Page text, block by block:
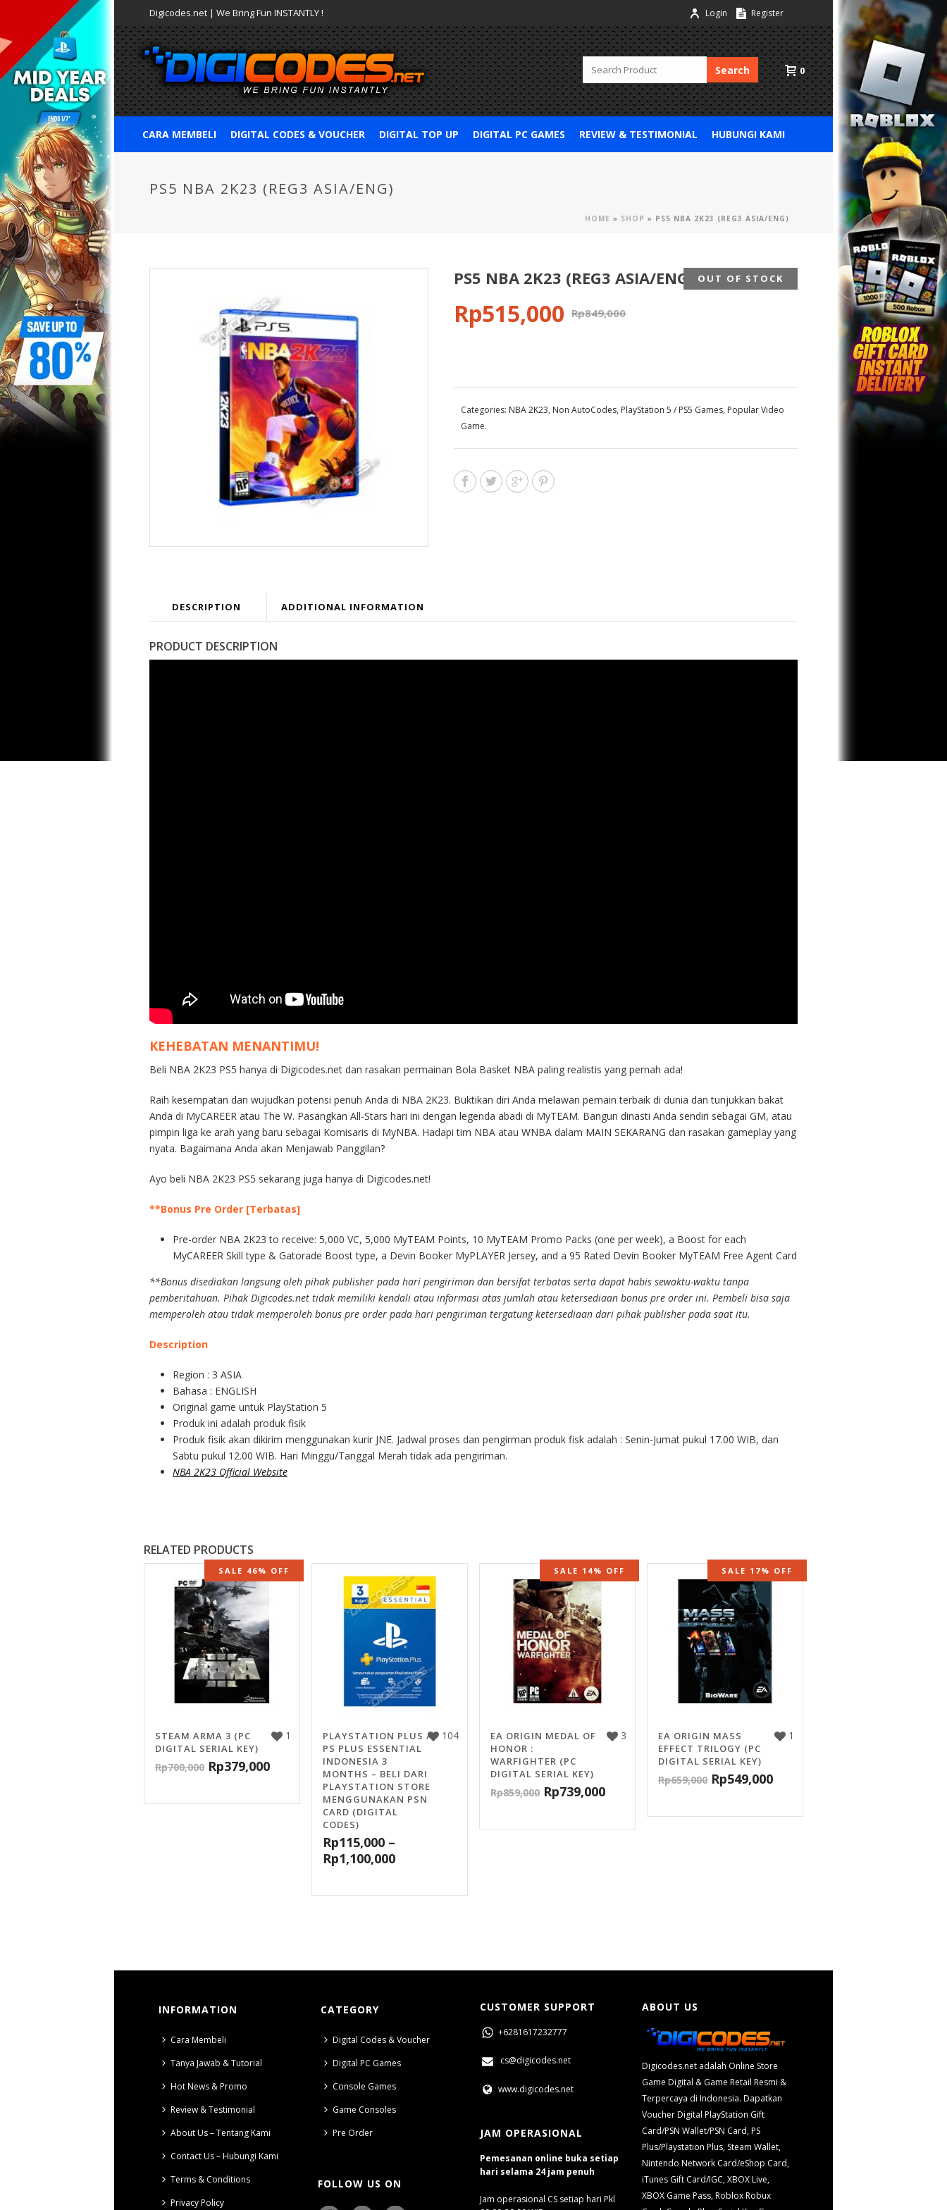
Digicodes.net | We Bring Fun INSTANTLY ! Login Register
Search 0
CARA MEMBELI DIGITAL CODES & VOUCHER DIGITAL TOP UP DIGITAL PC GAMES REVIEW & TESTIMONIAL HUBUNGI KAMI
PS5 NBA 2K23 (REG3 ASIA/ENG)
HOME » SHOP » PS5 NBA 2K23 (REG3 ASIA/ENG)
SALE 39% OFF
PS5 NBA 2K23 (REG3 ASIA/ENG)
Rp849,000
Rp515,000
OUT OF STOCK
Categories: NBA 2K23, Non AutoCodes, PlayStation 5 / PS5 Games, Popular Video
Game.
DESCRIPTION ADDITIONAL INFORMATION
PRODUCT DESCRIPTION
KEHEBATAN MENANTIMU!
Beli NBA 2K23 PS5 hanya di Digicodes.net dan rasakan permainan Bola Basket NBA paling realistis yang pernah ada!
Raih kesempatan dan wujudkan potensi penuh Anda di NBA 2K23. Buktikan diri Anda melawan pemain terbaik di dunia dan tunjukkan bakat
Anda di MyCAREER atau The W. Pasangkan All-Stars hari ini dengan legenda abadi di MyTEAM. Bangun dinasti Anda sendiri sebagai GM, atau
pimpin liga ke arah yang baru sebagai Komisaris di MyNBA. Hadapi tim NBA atau WNBA dalam MAIN SEKARANG dan rasakan gameplay yang
nyata. Bagaimana Anda akan Menjawab Panggilan?
Ayo beli NBA 2K23 PS5 sekarang juga hanya di Digicodes.net!
**Bonus Pre Order [Terbatas]
Pre-order NBA 2K23 to receive: 5,000 VC, 5,000 MyTEAM Points, 10 MyTEAM Promo Packs (one per week), a Boost for each
MyCAREER Skill type & Gatorade Boost type, a Devin Booker MyPLAYER Jersey, and a 95 Rated Devin Booker MyTEAM Free Agent Card
**Bonus disediakan langsung oleh pihak publisher pada hari pengiriman dan bersifat terbatas serta dapat habis sewaktu-waktu tanpa
pemberitahuan. Pihak Digicodes.net tidak memiliki kendali atau informasi atas jumlah atau ketersediaan bonus pre order ini. Pembeli bisa saja
memperoleh atau tidak memperoleh bonus pre order pada hari pengiriman tergatung ketersediaan dari pihak publisher pada saat itu.
Description
Region : 3 ASIA
Bahasa : ENGLISH
Original game untuk PlayStation 5
Produk ini adalah produk fisik
Produk fisik akan dikirim menggunakan kurir JNE. Jadwal proses dan pengirman produk fisk adalah : Senin-Jumat pukul 17.00 WIB, dan
Sabtu pukul 12.00 WIB. Hari Minggu/Tanggal Merah tidak ada pengiriman.
NBA 2K23 Official Website
RELATED PRODUCTS
SALE 46% OFF
1
STEAM ARMA 3 (PC
DIGITAL SERIAL KEY)
Rp700,000 Rp379,000
104
PLAYSTATION PLUS /
PS PLUS ESSENTIAL
INDONESIA 3
MONTHS – BELI DARI
PLAYSTATION STORE
MENGGUNAKAN PSN
CARD (DIGITAL
CODES)
Rp115,000 –
Rp1,100,000
SALE 14% OFF
3
EA ORIGIN MEDAL OF
HONOR :
WARFIGHTER (PC
DIGITAL SERIAL KEY)
Rp859,000 Rp739,000
SALE 17% OFF
1
EA ORIGIN MASS
EFFECT TRILOGY (PC
DIGITAL SERIAL KEY)
Rp659,000 Rp549,000
INFORMATION
Cara Membeli
Tanya Jawab & Tutorial
Hot News & Promo
Review & Testimonial
About Us – Tentang Kami
Contact Us – Hubungi Kami
Terms & Conditions
Privacy Policy
CATEGORY
Digital Codes & Voucher
Digital PC Games
Console Games
Game Consoles
Pre Order
FOLLOW US ON
CUSTOMER SUPPORT
+6281617232777
cs@digicodes.net
www.digicodes.net
JAM OPERASIONAL
Pemesanan online buka setiap
hari selama 24 jam penuh
Jam operasional CS setiap hari Pkl
ABOUT US
Digicodes.net adalah Online Store
Game Digital & Game Retail Resmi &
Terpercaya di Indonesia. Dapatkan
Voucher Digital PlayStation Gift
Card/PSN Wallet/PSN Card, PS
Plus/Playstation Plus, Steam Wallet,
Nintendo Network Card/eShop Card,
iTunes Gift Card/IGC, XBOX Live,
XBOX Game Pass, Roblox Robux